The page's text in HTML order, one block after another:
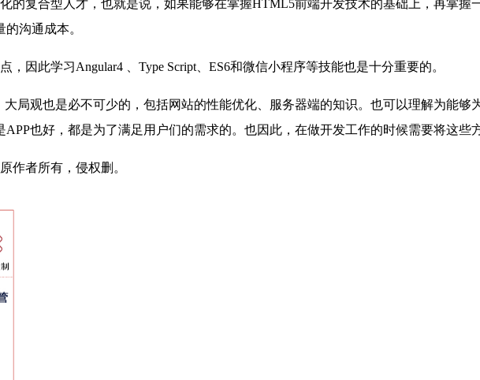
的复合型人才，也就是说，如果能够在掌握HTML5前端开发技术的基础上，再掌握
沟通成本。
，因此学习Angular4 、Type Script、ES6和微信小程序等技能也是十分重要的。
局观也是必不可少的，包括网站的性能优化、服务器端的知识。也可以理解为能够
也好，都是为了满足用户们的需求的。也因此，在做开发工作的时候需要将这些
作者所有，侵权删。